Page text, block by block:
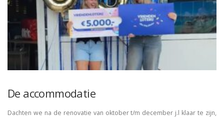
De accommodatie
Dachten we na de renovatie van oktober t/m december j.l klaar te zijn,